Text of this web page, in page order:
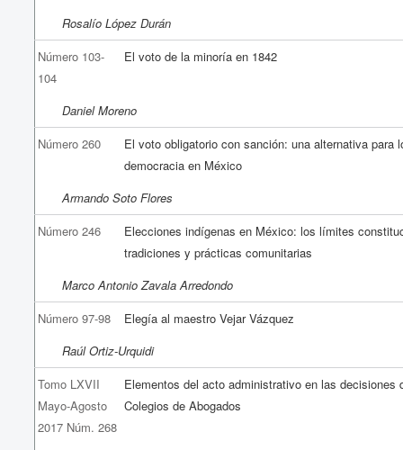
Rosalío López Durán
Número 103-
104
El voto de la minoría en 1842
Daniel Moreno
Número 260
El voto obligatorio con sanción: una alternativa para
democracia en México
Armando Soto Flores
Número 246
Elecciones indígenas en México: los límites
tradiciones y prácticas comunitarias
Marco Antonio Zavala Arredondo
Número 97-98
Elegía al maestro Vejar Vázquez
Raúl Ortiz-Urquidi
Tomo LXVII
Mayo-Agosto
2017 Núm. 268
Elementos del acto administrativo en las decisiones
Colegios de Abogados